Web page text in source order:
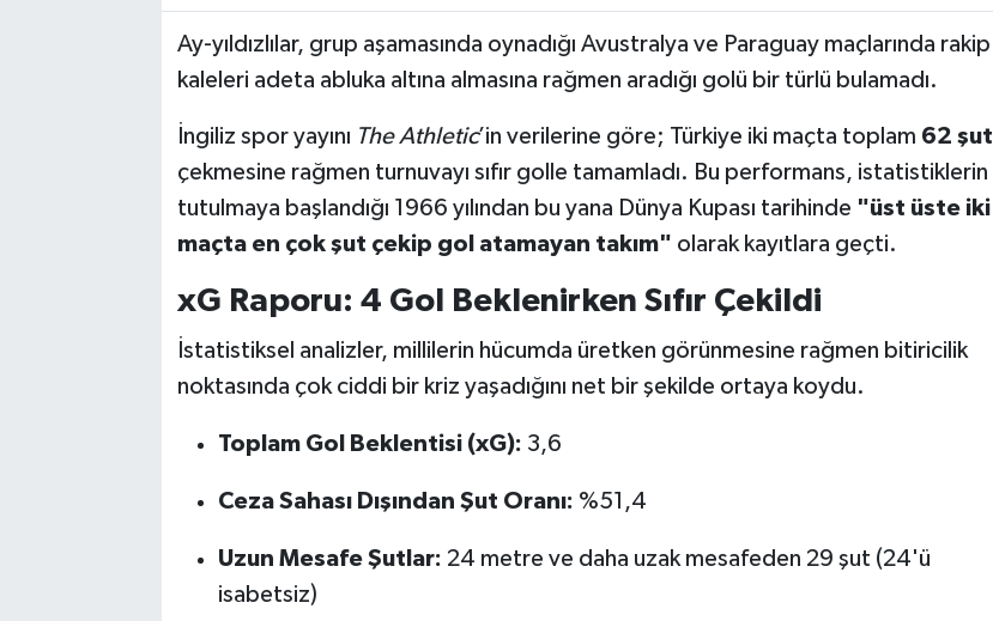
Ay-yıldızlılar, grup aşamasında oynadığı Avustralya ve Paraguay maçlarında rakip
kaleleri adeta abluka altına almasına rağmen aradığı golü bir türlü bulamadı.
İngiliz spor yayını The Athletic’in verilerine göre; Türkiye iki maçta toplam 62 şut
çekmesine rağmen turnuvayı sıfır golle tamamladı. Bu performans, istatistiklerin
tutulmaya başlandığı 1966 yılından bu yana Dünya Kupası tarihinde "üst üste iki
maçta en çok şut çekip gol atamayan takım" olarak kayıtlara geçti.
xG Raporu: 4 Gol Beklenirken Sıfır Çekildi
İstatistiksel analizler, millilerin hücumda üretken görünmesine rağmen bitiricilik
noktasında çok ciddi bir kriz yaşadığını net bir şekilde ortaya koydu.
Toplam Gol Beklentisi (xG): 3,6
Ceza Sahası Dışından Şut Oranı: %51,4
Uzun Mesafe Şutlar: 24 metre ve daha uzak mesafeden 29 şut (24'ü
isabetsiz)